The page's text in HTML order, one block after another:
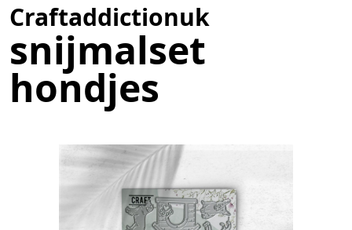
Craftaddictionuk
snijmalset
hondjes